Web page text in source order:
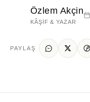
Özlem Akçin
KÂŞIF & YAZAR
PAYLAŞ